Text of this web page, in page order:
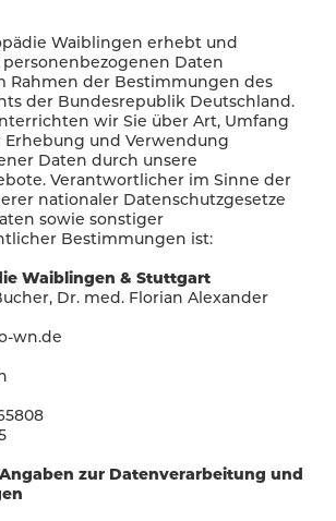
Waiblingen erhebt und
Daten
Rahmen der Bestimmungen des
der Bundesrepublik Deutschland.
wir Sie über Art, Umfang
Erhebung und Verwendung
Daten durch unsere
Verantwortlicher im Sinne der
nationaler Datenschutzgesetze
sowie sonstiger
Bestimmungen ist:
Waiblingen & Stuttgart
Dr. med. Florian Alexander
wn.de
zur Datenverarbeitung und